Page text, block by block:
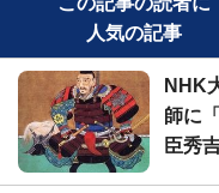
人気の記事
NHK
師に
臣秀